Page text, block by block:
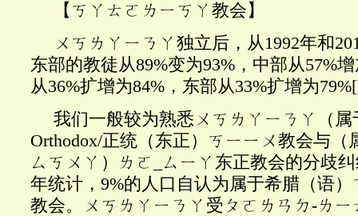
【ㄎㄚㄊㄛㄌㄧㄎㄚ教会】
ㄨㄎㄌㄚㄧㄋㄚ独立后，从1992年和
东部的教徒从89%变为93%，中部从57%
从36%扩增为84%，东部从33%扩增为79%
我们一般较为熟悉ㄨㄎㄌㄚㄧㄋㄚ（属
Orthodox/正统（东正）ㄎㄧㄧㄨ教会与（
ㄙㄎㄨㄚ）ㄌㄛ_ㄙㄧㄚ东正教会的分歧
年统计，9%的人口自认为属于希腊（语
教会。ㄨㄎㄌㄚㄧㄋㄚ受ㄆㄛㄌㄢㄉ-ㄌ